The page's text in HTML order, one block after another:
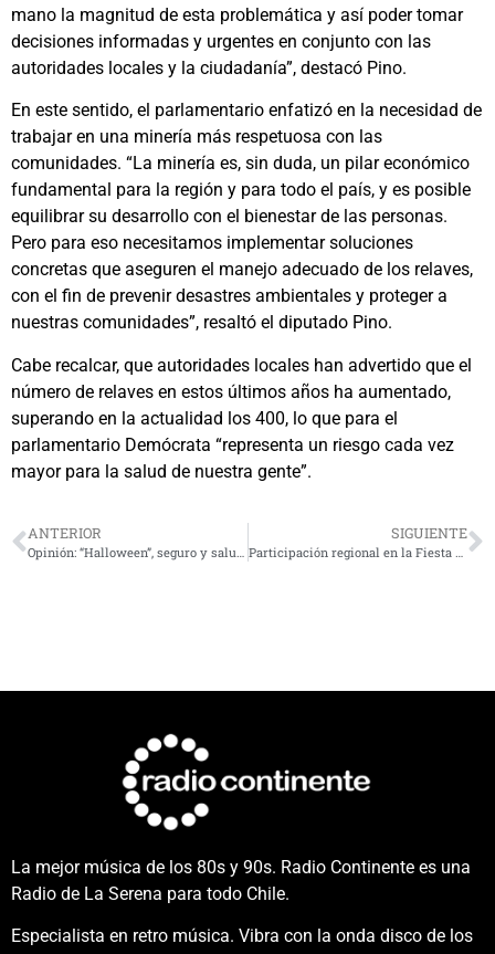
mano la magnitud de esta problemática y así poder tomar
decisiones informadas y urgentes en conjunto con las
autoridades locales y la ciudadanía”, destacó Pino.
En este sentido, el parlamentario enfatizó en la necesidad de
trabajar en una minería más respetuosa con las
comunidades. “La minería es, sin duda, un pilar económico
fundamental para la región y para todo el país, y es posible
equilibrar su desarrollo con el bienestar de las personas.
Pero para eso necesitamos implementar soluciones
concretas que aseguren el manejo adecuado de los relaves,
con el fin de prevenir desastres ambientales y proteger a
nuestras comunidades”, resaltó el diputado Pino.
Cabe recalcar, que autoridades locales han advertido que el
número de relaves en estos últimos años ha aumentado,
superando en la actualidad los 400, lo que para el
parlamentario Demócrata “representa un riesgo cada vez
mayor para la salud de nuestra gente”.
ANTERIOR
Opinión: “Halloween”, seguro y saludable
SIGUIENTE
Participación regional en la Fiesta del Sol busca promover el desarrollo turístico y el diálogo político
La mejor música de los 80s y 90s. Radio Continente es una
Radio de La Serena para todo Chile.
Especialista en retro música. Vibra con la onda disco de los